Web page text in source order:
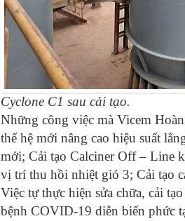
Cyclone C1 sau cải tạo.
Những công việc mà Vicem
thế hệ mới nâng cao hiệu suất
mới; Cải tạo Calciner Off – Line
vị trí thu hồi nhiệt gió 3; Cải tạo
Việc tự thực hiện sửa chữa, cải
bệnh COVID-19 diễn biến phức